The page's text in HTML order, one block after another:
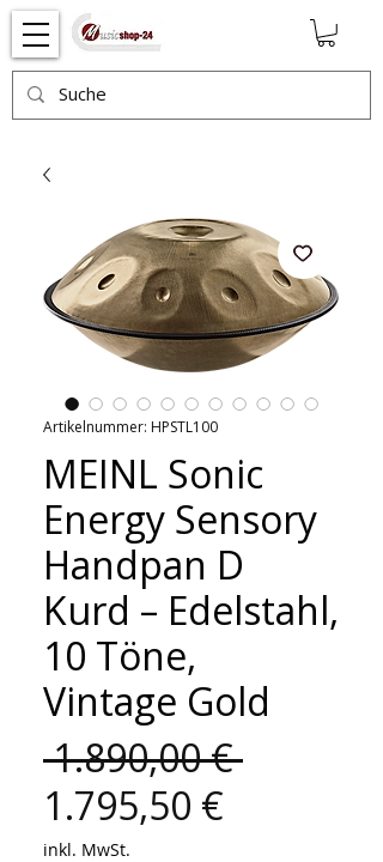
Artikelnummer: HPSTL100
MEINL Sonic
Energy Sensory
Handpan D
Kurd – Edelstahl,
10 Töne,
Vintage Gold
1.890,00 €
1.795,50 €
inkl. MwSt.